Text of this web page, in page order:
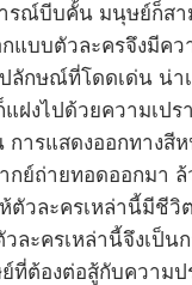
รณ์บีบคั้น มนุษย์ก็สา
แบบตัวละครจึงมีค
ลักษณ์ที่โดดเด่น น่า
ฝงไปด้วยความเปร
ารแสดงออกทางสี
กย์ถ่ายทอดออกมา ล้
ตัวละครเหล่านี้มีชีวิ
วละครเหล่านี้จึงเป็น
ที่ต้องต่อสู้กับความป